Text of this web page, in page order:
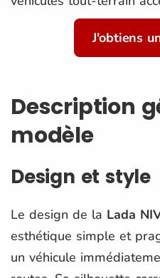
J'obtiens
Description
modèle
Design et style
Le design de la Lada
esthétique simple et
un véhicule